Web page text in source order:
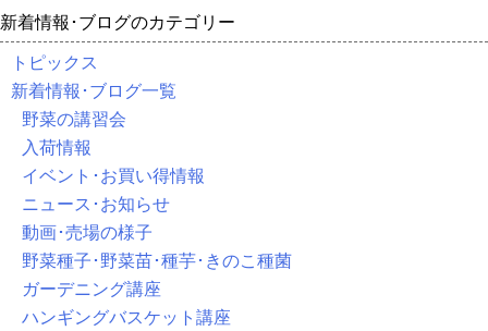
新着情報･ブログのカテゴリー
トピックス
新着情報･ブログ一覧
野菜の講習会
入荷情報
イベント･お買い得情報
ニュース･お知らせ
動画･売場の様子
野菜種子･野菜苗･種芋･きのこ種菌
ガーデニング講座
ハンギングバスケット講座